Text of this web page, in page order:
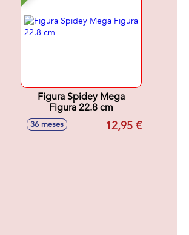
Figura Spidey Mega
Figura 22.8 cm
36 meses 12,95 €